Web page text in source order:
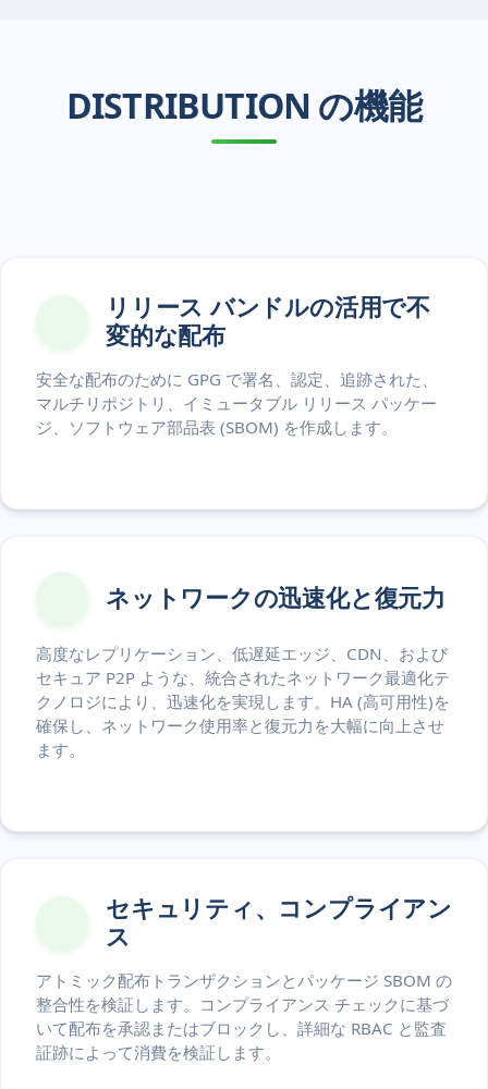
DISTRIBUTION の機能
リリース バンドルの活用で不
変的な配布
安全な配布のために GPG で署名、認定、追跡された、
マルチリポジトリ、イミュータブル リリース パッケー
ジ、ソフトウェア部品表 (SBOM) を作成します。
ネットワークの迅速化と復元力
高度なレプリケーション、低遅延エッジ、CDN、および
セキュア P2P ような、統合されたネットワーク最適化テ
クノロジにより、迅速化を実現します。HA (高可用性)を
確保し、ネットワーク使用率と復元力を大幅に向上させ
ます。
セキュリティ、コンプライアン
ス
アトミック配布トランザクションとパッケージ SBOM の
整合性を検証します。コンプライアンス チェックに基づ
いて配布を承認またはブロックし、詳細な RBAC と監査
証跡によって消費を検証します。